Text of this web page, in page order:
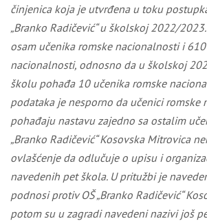
činjenica koja je utvrđena u toku
„Branko Radičević“ u školskoj 2022/
osam učenika romske nacionalnosti i
nacionalnosti, odnosno da u školskoj
školu pohađa 10 učenika romske
podataka je nesporno da učenici romske
pohađaju nastavu zajedno sa ostalim
„Branko Radičević“ Kosovska Mitrovica
ovlašćenje da odlučuje o upisu i
navedenih pet škola. U pritužbi je
podnosi protiv OŠ „Branko Radičević“
potom su u zagradi navedeni nazivi još